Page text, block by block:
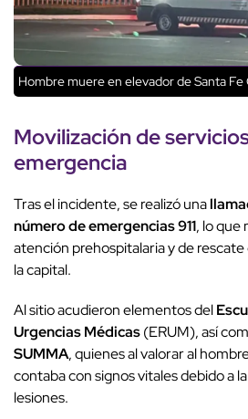
Hombre muere en elevador de Santa Fe
Movilización de
emergencia
Tras el incidente, se realizó una
número de emergencias 911, lo que
atención prehospitalaria y de
la capital.
Al sitio acudieron elementos del
Urgencias Médicas(ERUM), así
SUMMA, quienes al valorar al
contaba con signos vitales debido a
lesiones.